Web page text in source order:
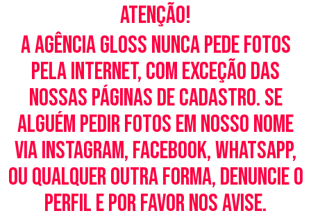
Atenção!
A Agência Gloss nunca pede fotos
pela Internet, com exceção das
nossas páginas de cadastro. Se
alguém pedir fotos em nosso nome
via Instagram, Facebook, WhatsApp,
ou qualquer outra forma, denuncie o
perfil e por favor nos avise.